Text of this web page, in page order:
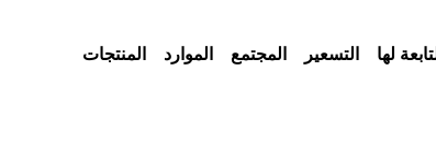
المنتجات الموارد المجتمع التسعير لها